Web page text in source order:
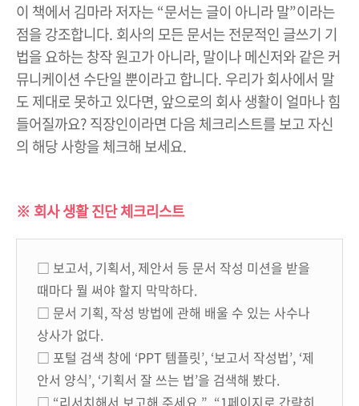
이 책에서 김마라 저자는 “문서는 글이 아니라 말”이라는
점을 강조합니다. 회사의 모든 문서는 전문적인 글쓰기 기
법을 요하는 창작 원고가 아니라, 말이나 메신저와 같은 커
뮤니케이션 수단일 뿐이라고 합니다. 우리가 회사에서 말
도 제대로 못하고 있다면, 앞으로의 회사 생활이 얼마나 힘
들어질까요? 직장인이라면 다음 체크리스트를 보고 자신
의 해당 사항을 체크해 보세요.
※ 회사 생활 진단 체크리스트
□ 보고서, 기획서, 제안서 등 문서 작성 미션을 받을
때마다 뭘 써야 할지 막막하다.
□ 문서 기획, 작성 방법에 관해 배울 수 있는 사수나
상사가 없다.
□ 포털 검색 창에 ‘PPT 템플릿’, ‘보고서 작성법’, ‘제
안서 양식’, ‘기획서 잘 쓰는 법’을 검색해 봤다.
□ “리서치해서 보고해 주세요.”, “1페이지로 간략히